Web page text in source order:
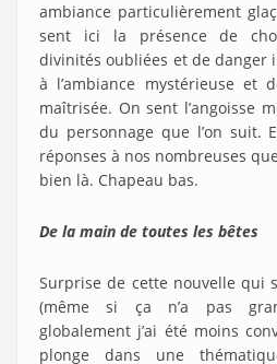
ambiance particulièrement
sent ici la présence de
divinités oubliées et de danger
à l’ambiance mystérieuse et
maîtrisée. On sent l’angoisse
du personnage que l’on suit.
réponses à nos nombreuses
bien là. Chapeau bas.
De la main de toutes les bêtes
Surprise de cette nouvelle qui
(même si ça n’a pas
globalement j’ai été moins
plonge dans une